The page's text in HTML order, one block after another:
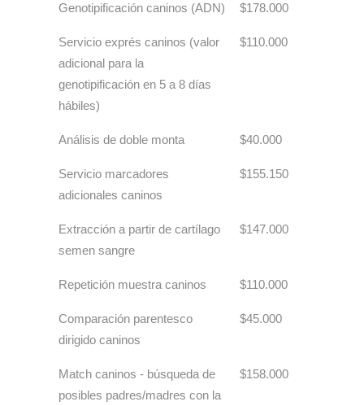
Genotipificación caninos (ADN) $178.000
Servicio exprés caninos (valor
adicional para la
genotipificación en 5 a 8 días
hábiles)
$110.000
Análisis de doble monta $40.000
Servicio marcadores
adicionales caninos
$155.150
Extracción a partir de cartílago
semen sangre
$147.000
Repetición muestra caninos $110.000
Comparación parentesco
dirigido caninos
$45.000
Match caninos - búsqueda de
posibles padres/madres con la
$158.000